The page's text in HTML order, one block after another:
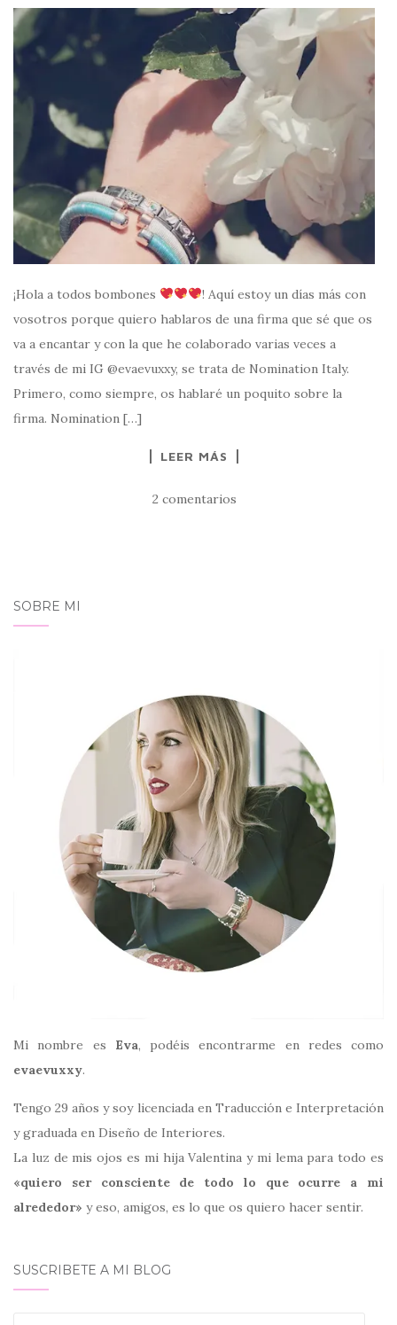
¡Hola a todos bombones
! Aquí estoy un días más con
vosotros porque quiero hablaros de una firma que sé que os
va a encantar y con la que he colaborado varias veces a
través de mi IG @evaevuxxy, se trata de Nomination Italy.
Primero, como siempre, os hablaré un poquito sobre la
firma. Nomination […]
LEER MÁS
2 comentarios
SOBRE MI
Mi nombre es Eva, podéis encontrarme en redes como
evaevuxxy.
Tengo 29 años y soy licenciada en Traducción e Interpretación
y graduada en Diseño de Interiores.
La luz de mis ojos es mi hija Valentina y mi lema para todo es
«quiero ser consciente de todo lo que ocurre a mi
alrededor» y eso, amigos, es lo que os quiero hacer sentir.
SUSCRIBETE A MI BLOG